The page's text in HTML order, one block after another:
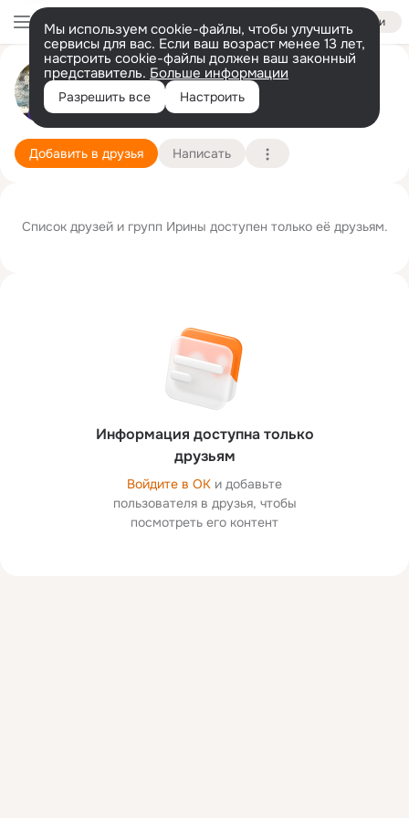
Войти
Мы используем cookie-файлы, чтобы улучшить
сервисы для вас. Если ваш возраст менее 13 лет,
настроить cookie-файлы должен ваш законный
представитель. Больше информации
Разрешить все Настроить
Ирина Гаврилова
3 июля Подробнее
Добавить в друзья Написать
Информация доступна только
друзьям
Войдите в ОК и добавьте
пользователя в друзья, чтобы
посмотреть его контент
Список друзей и групп Ирины доступен только её друзьям.